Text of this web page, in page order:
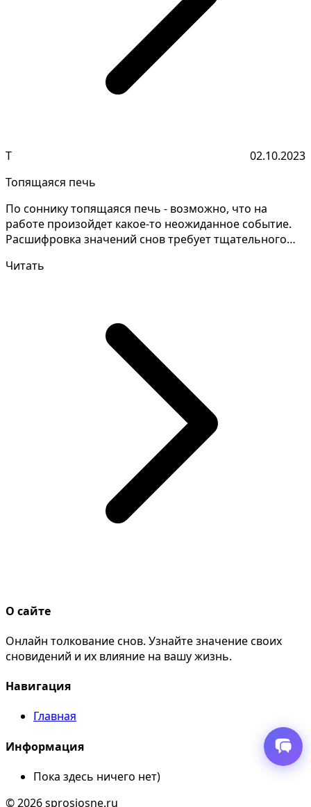
Т
02.10.2023
Топящаяся печь
По соннику топящаяся печь - возможно, что на
работе произойдет какое-то неожиданное событие.
Расшифровка значений снов требует тщательного
Читать
О сайте
Онлайн толкование снов. Узнайте значение своих
сновидений и их влияние на вашу жизнь.
Навигация
Главная
Информация
Пока здесь ничего нет)
© 2026 sprosiosne.ru